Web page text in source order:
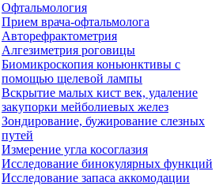
Офтальмология
Прием врача-офтальмолога
Авторефрактометрия
Алгезиметрия роговицы
Биомикроскопия коньюнктивы с
помощью щелевой лампы
Вскрытие малых кист век, удаление
закупорки мейболиевых желез
Зондирование, бужирование слезных
путей
Измерение угла косоглазия
Исследование бинокулярных функций
Исследование запаса аккомодации